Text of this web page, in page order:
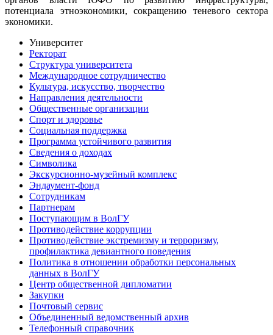
потенциала этноэкономики, сокращению теневого сектора
экономики.
Университет
Ректорат
Структура университета
Международное сотрудничество
Культура, искусство, творчество
Направления деятельности
Общественные организации
Спорт и здоровье
Социальная поддержка
Программа устойчивого развития
Сведения о доходах
Символика
Экскурсионно-музейный комплекс
Эндаумент-фонд
Сотрудникам
Партнерам
Поступающим в ВолГУ
Противодействие коррупции
Противодействие экстремизму и терроризму,
профилактика девиантного поведения
Политика в отношении обработки персональных
данных в ВолГУ
Центр общественной дипломатии
Закупки
Почтовый сервис
Объединенный ведомственный архив
Телефонный справочник